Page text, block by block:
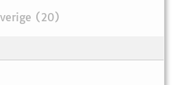
(20)